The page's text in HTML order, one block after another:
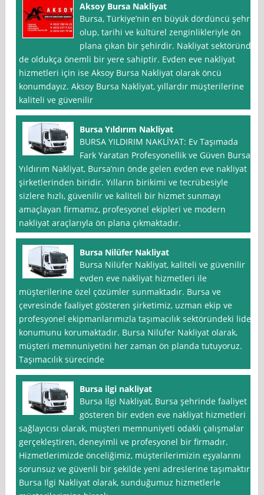
Aksoy Bursa Nakliyat
Bursa, Türkiye’nin en büyük dördüncü şehri
olup, tarihi ve kültürel zenginlikleriyle ön
plana çıkan bir şehirdir. Nakliyat sektöründe
de oldukça önemli bir yere sahiptir. Evden eve nakliyat
hizmetleri için ise Aksoy Bursa Nakliyat olarak öncü
konumdayız. Aksoy Bursa Nakliyat, yıllardır müşterilerine
kaliteli ve güvenilir
Bursa Yıldırım Nakliyat
BURSA YILDIRIM NAKLİYAT: Ev Taşımada
Fark Yaratan Profesyonellik ve Güven Bursa
Yıldırım Nakliyat, Bursa’nın önde gelen evden eve nakliyat
şirketlerinden biridir. Yılların birikimi ve tecrübesiyle
sizlere hızlı, güvenilir ve kaliteli bir hizmet sunmayı
amaçlayan firmamız, profesyonel ekipleri ve modern
nakliyat araçlarıyla ön plana çıkmaktadır.
Bursa Nilüfer Nakliyat
Bursa Nilüfer Nakliyat, kaliteli ve güvenilir
evden eve nakliyat hizmetleri ile
müşterilerine özel çözümler sunmaktadır. Bursa ve
çevresinde faaliyet gösteren şirketimiz, uzman ekip ve
profesyonel ekipmanlarımızla taşımacılık sektöründeki lider
konumunu korumaktadır. Bursa Nilüfer Nakliyat olarak,
müşteri memnuniyetini her zaman ön planda tutuyoruz.
Taşımacılık sürecinde
Bursa ilgi nakliyat
Bursa Ilgi Nakliyat, Bursa şehrinde faaliyet
gösteren bir evden eve nakliyat hizmetleri
sağlayıcısı olarak, müşteri memnuniyeti odaklı çalışmalar
gerçekleştiren, deneyimli ve profesyonel bir firmadır.
Hizmetlerimizde önceliğimiz, müşterilerimizin eşyalarını
sorunsuz ve güvenli bir şekilde yeni adreslerine taşımaktır.
Bursa Ilgi Nakliyat olarak, sunduğumuz hizmetlerle